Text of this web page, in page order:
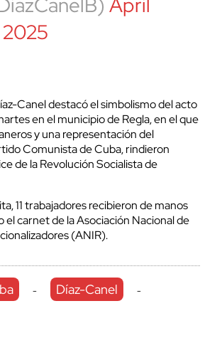
Canel destacó el simbolismo del acto
en el municipio de Regla, en el que
y una representación del
Comunista de Cuba, rindieron
de la Revolución Socialista de
11 trabajadores recibieron de manos
el carnet de la Asociación Nacional de
(ANIR).
- Díaz-Canel -